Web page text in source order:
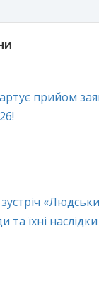
прийом
та їхні